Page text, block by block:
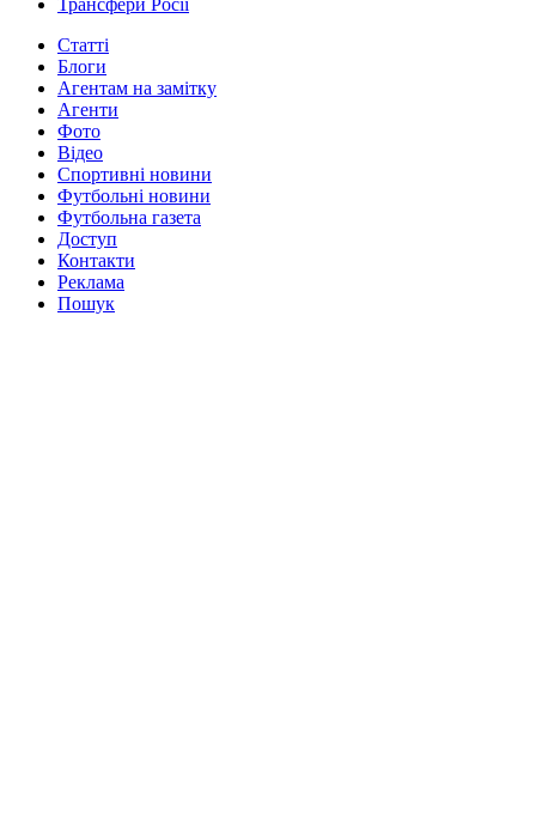
Трансфери Росії
Статті
Блоги
Агентам на замітку
Агенти
Фото
Відео
Спортивні новини
Футбольні новини
Футбольна газета
Доступ
Контакти
Реклама
Пошук